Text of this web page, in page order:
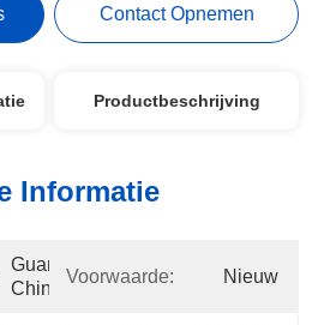
Contact Opnemen
Productbeschrijving
Informatie
Guangdong,
China
Voorwaarde: Nieuw